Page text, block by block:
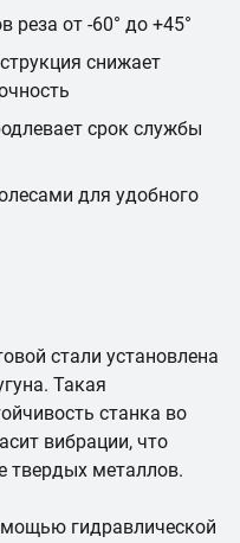
реза от -60° до +45°
снижает
срок службы
для удобного
стали установлена
Такая
станка во
вибрации, что
твердых металлов.
гидравлической